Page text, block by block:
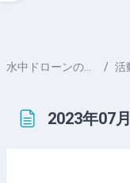
水中ドローンの活用
2023年07